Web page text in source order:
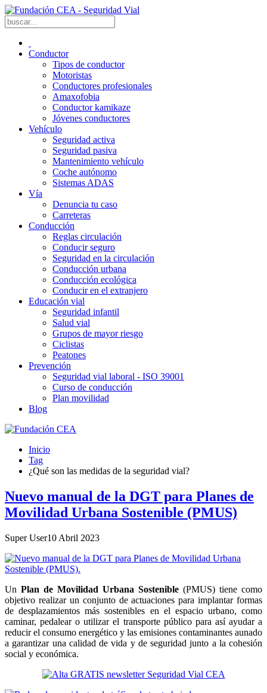
Conductor
Tipos de conductor
Motoristas
Conductores profesionales
Amaxofobia
Conductor kamikaze
Jóvenes conductores
Vehículo
Seguridad activa
Seguridad pasiva
Mantenimiento vehículo
Coche autónomo
Sistemas ADAS
Vía
Denuncia tu caso
Carreteras
Conducción
Reglas circulación
Conducir seguro
Seguridad en la circulación
Conducción urbana
Conducción ecológica
Conducir en el extranjero
Educación vial
Seguridad infantil
Salud vial
Grupos de mayor riesgo
Ciclistas
Peatones
Prevención
Seguridad vial laboral - ISO 39001
Curso de conducción
Plan movilidad
Blog
Inicio
Tag
¿Qué son las medidas de la seguridad vial?
Nuevo manual de la DGT para Planes de
Movilidad Urbana Sostenible (PMUS)
Super User10 Abril 2023
Un Plan de Movilidad Urbana Sostenible (PMUS) tiene como
objetivo realizar un conjunto de actuaciones para implantar formas
de desplazamientos más sostenibles en el espacio urbano, como
caminar, pedalear o utilizar el transporte público para así ayudar a
reducir el consumo energético y las emisiones contaminantes aunado
a garantizar una calidad de vida y de seguridad junto a la cohesión
social y económica.